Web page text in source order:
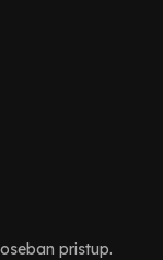
pristup.